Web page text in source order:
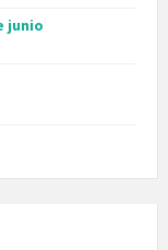
junio